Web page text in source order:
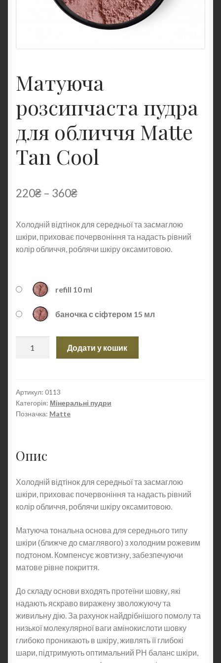
Матуюча
розсипчаста пудра
для обличчя Matte
Tan Cool
220₴ – 360₴
Холодній відтінок для середньої та засмаглою
шкіри, приховає почервоніння та надасть рівний
колір обличчя, роблячи шкіру оксамитовою.
refill 10 ml
баночка с сіфтером 15 мл
обличчя
Matte
Tan
Додати у кошик
Артикул: 0113
Категорія: Мінеральні пудри
Позначка: Matte
Опис
Холодній відтінок для середньої та засмаглою
шкіри, приховає почервоніння та надасть рівний
колір обличчя, роблячи шкіру оксамитовою.
Матуюча тональна основа для середнього типу
шкіри (ближче до смаглявого) з холодним рожевим
подтоном. Компенсує жовтизну, забезпечуючи
матове рівне покриття.
До складу основи входять протеїни шовку, які
надають яскраво виражену зволожуючу та
живильну дію. За рахунок найдрібнішого помолу та
низької молекулярної ваги амінокислоти шовку
глибоко проникають в шкіру, живлять її глибокі
шари, підтримують оптимальний РН баланс шкіри,